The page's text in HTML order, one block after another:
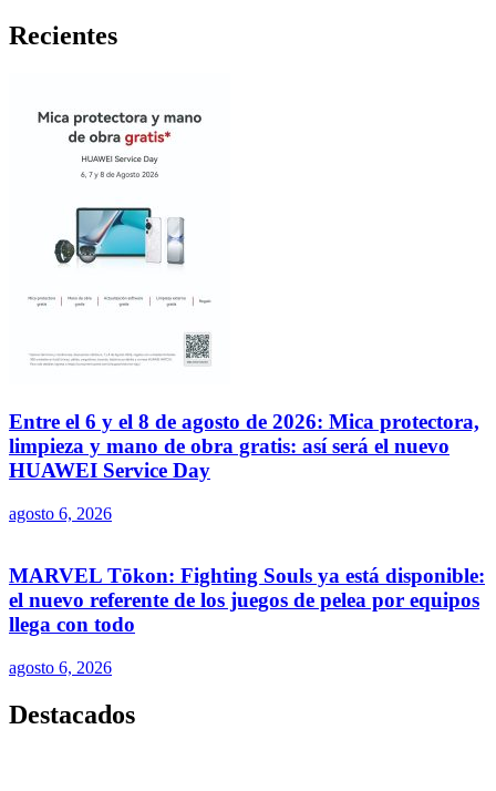
Recientes
Entre el 6 y el 8 de agosto de 2026: Mica protectora,
limpieza y mano de obra gratis: así será el nuevo
HUAWEI Service Day
agosto 6, 2026
MARVEL Tōkon: Fighting Souls ya está disponible:
el nuevo referente de los juegos de pelea por equipos
llega con todo
agosto 6, 2026
Destacados